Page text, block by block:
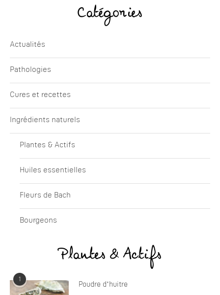
Catégories
Actualités
Pathologies
Cures et recettes
Ingrédients naturels
Plantes & Actifs
Huiles essentielles
Fleurs de Bach
Bourgeons
Plantes & Actifs
1
Poudre d’huitre